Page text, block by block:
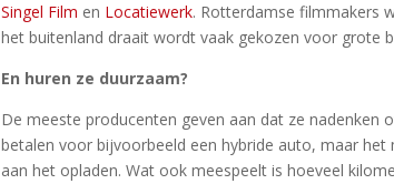
Singel Film en Locatiewerk. Rotterdamse filmmakers
het buitenland draait wordt vaak gekozen voor grote
En huren ze duurzaam?
De meeste producenten geven aan dat ze nadenken
betalen voor bijvoorbeeld een hybride auto, maar
aan het opladen. Wat ook meespeelt is hoeveel